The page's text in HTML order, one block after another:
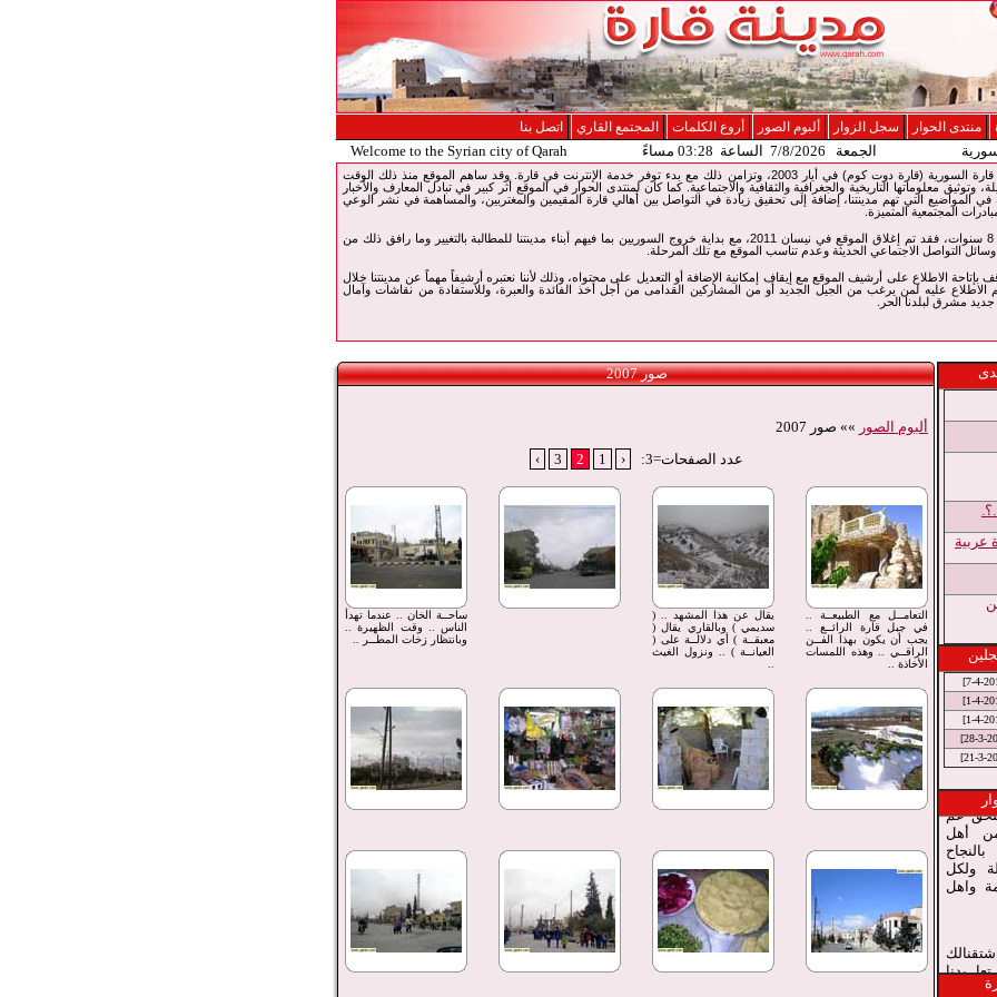
منتدى الحوار سجل الزوار ألبوم الصور أروع الكلمات المجتمع القاري اتصل بنا
الجمعة 7/8/2026 الساعة 03:28 مساءً Welcome to the Syrian city of Qarah
تم إطلاق موقع الإنترنت لمدينة قارة السورية (قارة دوت كوم) في أيار 2003، وتزامن ذلك مع بدء توفر خدمة الإنترنت في قارة. وقد ساهم الموقع منذ ذلك الوقت
وتوثيق معلوماتها التاريخية والجغرافية والثقافية والاجتماعية. كما كان لمنتدى الحوار في الموقع أثر كبير في تبادل المعارف والأخبار
المواضيع التي تهم مدينتنا، إضافة إلى تحقيق زيادة في التواصل بين أهالي قارة المقيمين والمغتربين، والمساهمة في نشر الوعي
المجتمعية المتميزة.
وبعد مسيرة حافلة لمدة حوالي 8 سنوات، فقد تم إغلاق الموقع في نيسان 2011، مع بداية خروج السوريين بما فيهم أبناء مدينتنا للمطالبة بالتغيير وما رافق ذلك من
التواصل الاجتماعي الحديثة وعدم تناسب الموقع مع تلك المرحلة.
14 سنة من التوقف بإتاحة الاطلاع على أرشيف الموقع مع إيقاف إمكانية الإضافة أو التعديل على محتواه، وذلك لأننا نعتبره أرشيفاً مهماً عن مدينتنا خلال
الاطلاع عليه لمن يرغب من الجيل الجديد أو من المشاركين القدامى من أجل أخذ الفائدة والعبرة، وللاستفادة من نقاشات وآمال
مشرق لبلدنا الحر.
عربية
عم يجهز
عم
أهل
ولكل
واهل
تعا بدنا
صور 2007
ألبوم الصور »» صور 2007
عدد الصفحات=3:
‹
1
2
3
›
التعامــل مع الطبيعــة ..
في جبل قارة الرائــع ..
يجب أن يكون بهذا الفــن
الراقــي .. وهذه اللمسات
الأخاذة ..
يقال عن هذا المشهد .. (
سديمي ) وبالقاري يقال (
معبقــة ) أي دلالــة على (
العيانــة ) .. ونزول الغيث
ساحــة الخان .. عندما تهدأ
الناس .. وقت الظهيرة ..
وبانتظار زخات المطــر ..